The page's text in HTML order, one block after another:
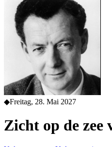
◆Freitag, 28. Mai 2027
Zicht op de